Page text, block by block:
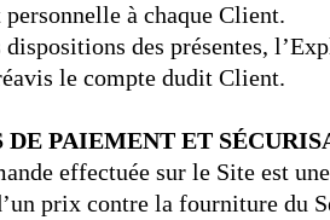
à chaque Client.
des présentes,
le compte dudit Client.
PAIEMENT ET
effectuée sur le Site est
prix contre la fourniture du